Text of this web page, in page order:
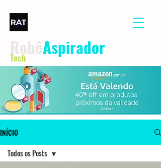
Aspirador
Tech
INÍCIO
Todos os Posts